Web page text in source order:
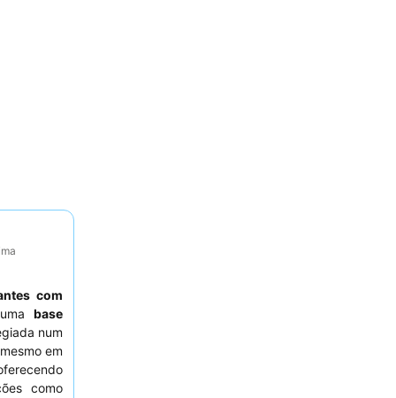
com
base
num
em
como